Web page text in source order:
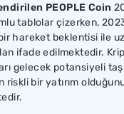
PEOPLE Coin
tablolar çizerken,
hareket beklentisi ile
ifade edilmektedir.
gelecek potansiyeli
riskli bir yatırım